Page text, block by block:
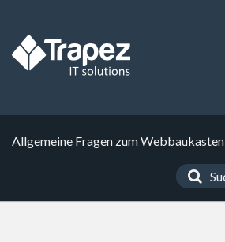
Allgemeine Fragen zum Webbaukasten